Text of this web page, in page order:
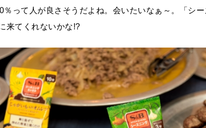
って人が良さそうだよね。会いたいなぁ～。「シ
来てくれないかな!?